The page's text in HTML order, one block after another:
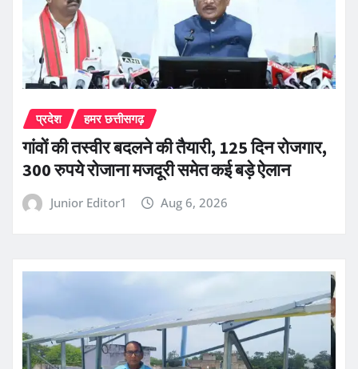
प्रदेश हमर छत्तीसगढ़
गांवों की तस्वीर बदलने की तैयारी, 125 दिन रोजगार,
300 रुपये रोजाना मजदूरी समेत कई बड़े ऐलान
Junior Editor1 Aug 6, 2026